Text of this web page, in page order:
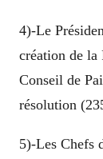
4)-Le
création de la
Conseil de
résolution
5)-Les Chefs